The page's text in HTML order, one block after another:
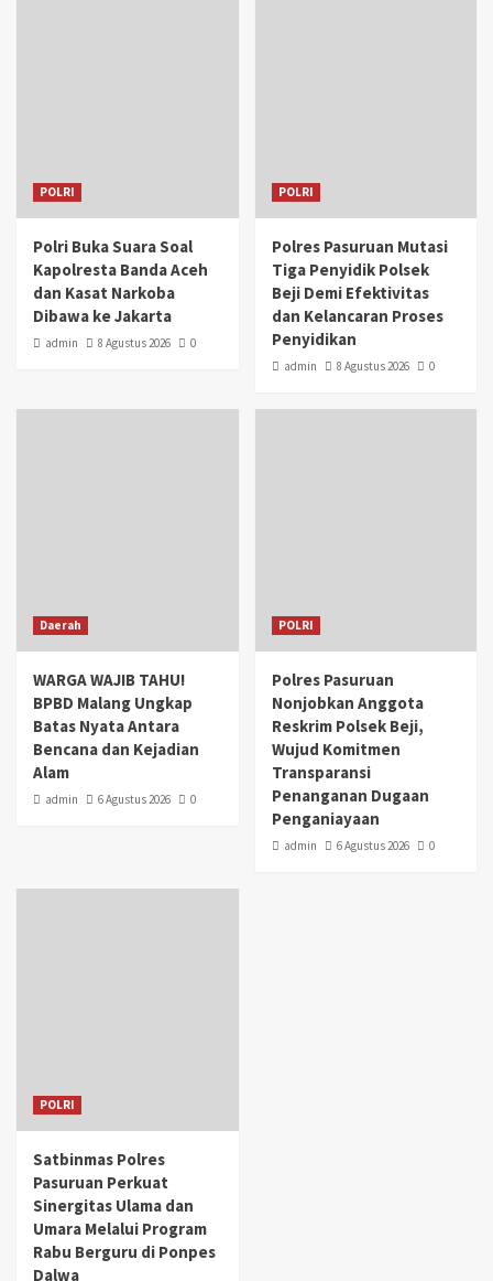
POLRI
Polri Buka Suara Soal
Kapolresta Banda Aceh
dan Kasat Narkoba
Dibawa ke Jakarta
admin 8 Agustus 2026 0
POLRI
Polres Pasuruan Mutasi
Tiga Penyidik Polsek
Beji Demi Efektivitas
dan Kelancaran Proses
Penyidikan
admin 8 Agustus 2026 0
Daerah
WARGA WAJIB TAHU!
BPBD Malang Ungkap
Batas Nyata Antara
Bencana dan Kejadian
Alam
admin 6 Agustus 2026 0
POLRI
Polres Pasuruan
Nonjobkan Anggota
Reskrim Polsek Beji,
Wujud Komitmen
Transparansi
Penanganan Dugaan
Penganiayaan
admin 6 Agustus 2026 0
POLRI
Satbinmas Polres
Pasuruan Perkuat
Sinergitas Ulama dan
Umara Melalui Program
Rabu Berguru di Ponpes
Dalwa